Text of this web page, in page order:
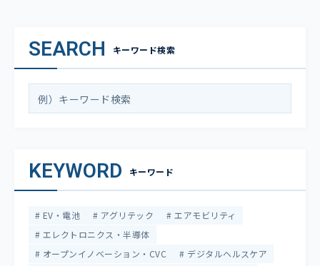
SEARCH キーワード検索
KEYWORD キーワード
EV・電池 アグリテック
エアモビリティ
エレクトロニクス・半導体
オープンイノベーション・CVC
デジタルヘルスケア